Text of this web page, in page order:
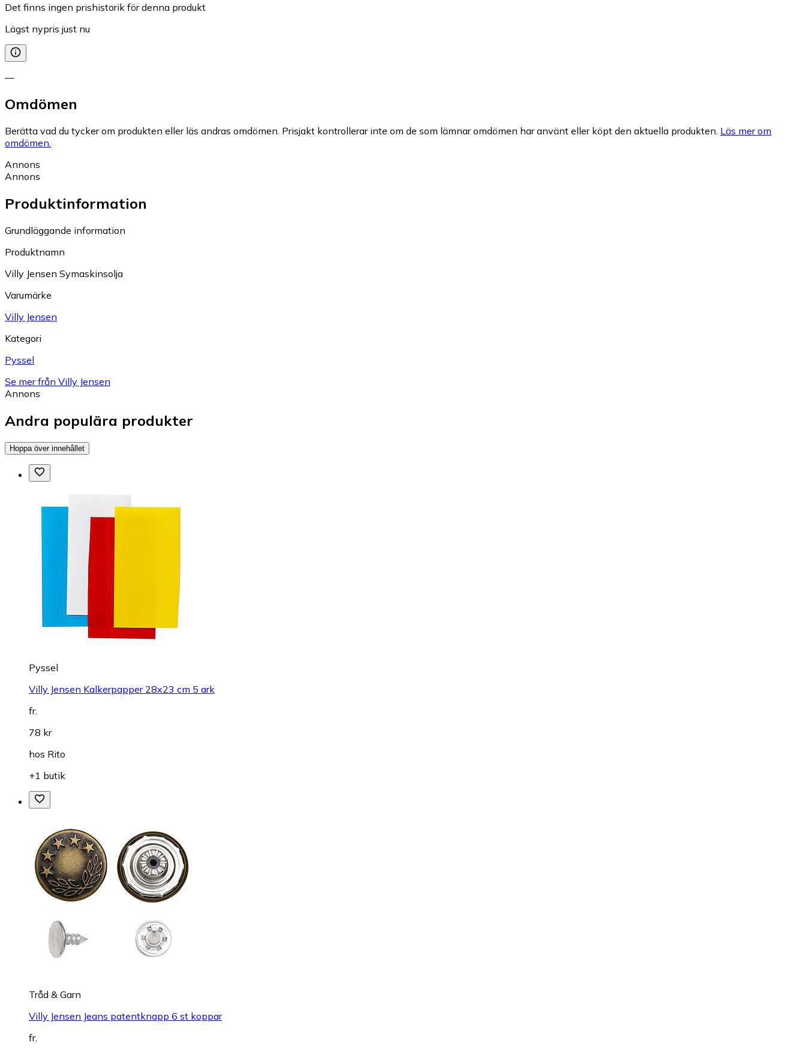
Det finns ingen prishistorik för denna produkt
Lägst nypris just nu
—
Omdömen
Berätta vad du tycker om produkten eller läs andras omdömen. Prisjakt kontrollerar inte om de som lämnar omdömen har använt eller köpt den aktuella produkten. Läs mer om
omdömen.
Annons
Annons
Produktinformation
Grundläggande information
Produktnamn
Villy Jensen Symaskinsolja
Varumärke
Villy Jensen
Kategori
Pyssel
Se mer från Villy Jensen
Annons
Andra populära produkter
Hoppa över innehållet
Pyssel
Villy Jensen Kalkerpapper 28x23 cm 5 ark
fr.
78 kr
hos Rito
+1 butik
Tråd & Garn
Villy Jensen Jeans patentknapp 6 st koppar
fr.